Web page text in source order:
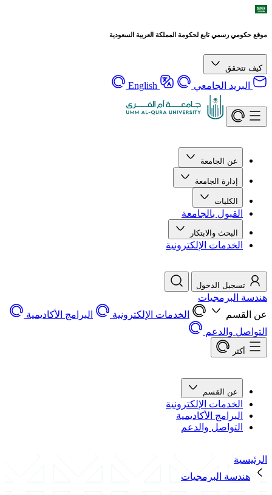
موقع حكومي رسمي تابع لحكومة المملكة العربية السعودية
كيف تتحقق
البريد الجامعي English
عن الجامعة
إدارة الجامعة
الكليات
القبول بالجامعة
البحث والابتكار
الخدمات الإلكترونية
تسجيل الدخول
هندسة البرمجيات
عن القسم
الخدمات الإلكترونية
البرامج الأكاديمية
التواصل والدعم
أكثر
عن القسم
الخدمات الإلكترونية
البرامج الأكاديمية
التواصل والدعم
الرئيسية
هندسة البرمجيات